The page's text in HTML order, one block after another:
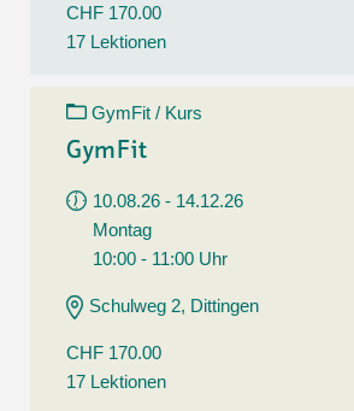
CHF 170.00
17 Lektionen
GymFit / Kurs
GymFit
10.08.26 - 14.12.26
Montag
10:00 - 11:00 Uhr
Schulweg 2, Dittingen
CHF 170.00
17 Lektionen